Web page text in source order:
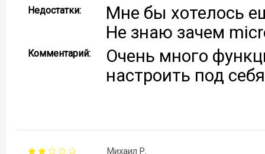
Недостатки:
Мне бы хотелось
Не знаю зачем
Комментарий:
Очень много
настроить под
Михаил Р.